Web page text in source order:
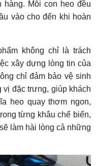
hàng. Mỗi con heo đều
vào cho đến khi hoàn
không chỉ là trách
xây dựng lòng tin của
chỉ đảm bảo vệ sinh
đặc trưng, giúp khách
heo quay thơm ngon,
từng khâu chế biến,
làm hài lòng cả những